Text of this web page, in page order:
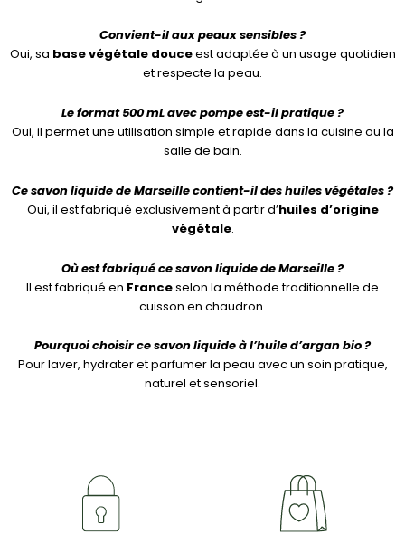
Convient-il aux peaux sensibles ?
Oui, sa base végétale douceest adaptée à un usage quotidien
et respecte la peau.
Le format 500 mL avec pompe est-il pratique ?
Oui, il permet une utilisation simple et rapide dans la cuisine ou la
salle de bain.
Ce savon liquide de Marseille contient-il des huiles végétales ?
Oui, il est fabriqué exclusivement à partir d’huiles d’origine
végétale.
Où est fabriqué ce savon liquide de Marseille ?
Il est fabriqué en Franceselon la méthode traditionnelle de
cuisson en chaudron.
Pourquoi choisir ce savon liquide à l’huile d’argan bio ?
Pour laver, hydrater et parfumer la peau avec un soin pratique,
naturel et sensoriel.